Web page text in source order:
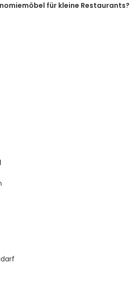
für kleine Restaurants?